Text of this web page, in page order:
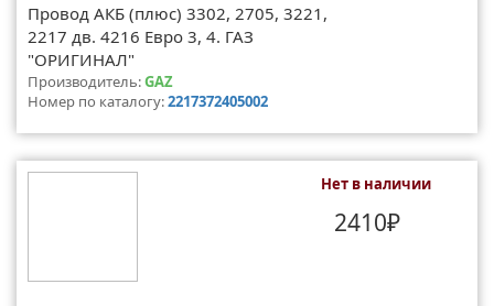
Провод АКБ (плюс) 3302, 2705, 3221,
2217 дв. 4216 Евро 3, 4. ГАЗ
"ОРИГИНАЛ"
Производитель:GAZ
Номер по каталогу:2217372405002
Нет в наличии
2410₽